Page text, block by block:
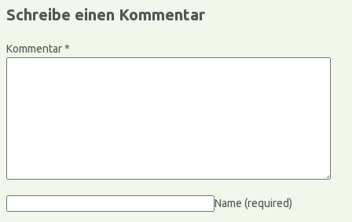
Schreibe einen Kommentar
Kommentar*
Name (required)